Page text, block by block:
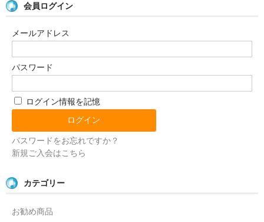
カート
メンバー
SHOPについて
極真関西HOME
会員ログイン
メールアドレス
パスワード
ログイン情報を記憶
パスワードをお忘れですか？
新規ご入会はこちら
カテゴリー
お勧め商品